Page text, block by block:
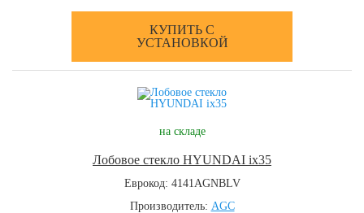
КУПИТЬ С
УСТАНОВКОЙ
на складе
Лобовое стекло HYUNDAI ix35
Еврокод: 4141AGNBLV
Производитель: AGC